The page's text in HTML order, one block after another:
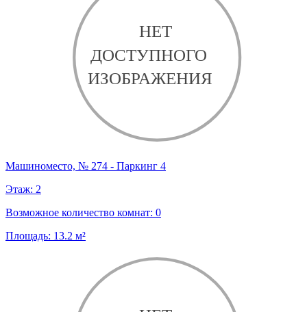
Машиноместо, № 274 - Паркинг 4
Этаж: 2
Возможное количество комнат: 0
Площадь: 13.2 м²